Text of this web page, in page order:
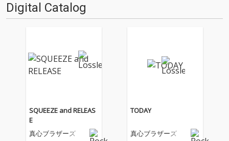
か？ ということでスタッフ・
チャートをお届けします…
にも書いてもらいま…
Digital Catalog
SQUEEZE and RELEAS
E
真心ブラザーズ
TODAY
真心ブラザーズ